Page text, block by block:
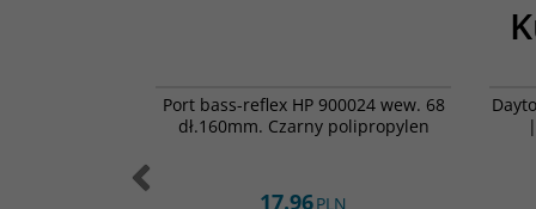
Port bass-reflex HP 900024 wew. 68
dł.160mm. Czarny polipropylen
17.96PLN